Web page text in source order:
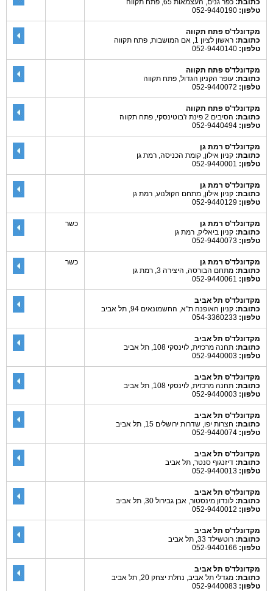
כתובת: כפר גנים, העצמאות 65, פתח תקווה
טלפון:
מקדונלד'ס פתח תקווה
כתובת: ראשון לציון 1, אם המושבות, פתח תקווה
טלפון:
מקדונלד'ס פתח תקווה
כתובת: עופר הקניון הגדול, פתח תקווה
טלפון:
מקדונלד'ס פתח תקווה
כתובת: הסיבים 2 פינת ז'בוטינסקי, פתח תקווה
טלפון:
מקדונלד'ס רמת גן
כתובת: קניון אילון, קומת הכניסה, רמת גן
טלפון:
מקדונלד'ס רמת גן
כתובת: קניון אילון, מתחם הקולנוע, רמת גן
טלפון:
מקדונלד'ס רמת גן
כתובת: קניון ביאליק, רמת גן
טלפון:
כשר
מקדונלד'ס רמת גן
כתובת: מתחם הבורסה, היצירה 3, רמת גן
טלפון:
כשר
מקדונלד'ס תל אביב
כתובת: קניון האופנה ת"א, החשמונאים 94, תל אביב
טלפון:
מקדונלד'ס תל אביב
כתובת: תחנה מרכזית, לוינסקי 108, תל אביב
טלפון:
מקדונלד'ס תל אביב
כתובת: תחנה מרכזית, לוינסקי 108, תל אביב
טלפון:
מקדונלד'ס תל אביב
כתובת: חצרות יפו, שדרות ירושלים 15, תל אביב
טלפון:
מקדונלד'ס תל אביב
כתובת: דיזנגוף סנטר, תל אביב
טלפון:
מקדונלד'ס תל אביב
כתובת: לונדון מינסטור, אבן גבירול 30, תל אביב
טלפון:
מקדונלד'ס תל אביב
כתובת: רוטשילד 33, תל אביב
טלפון:
מקדונלד'ס תל אביב
כתובת: מגדלי תל אביב, נחלת יצחק 20, תל אביב
טלפון: